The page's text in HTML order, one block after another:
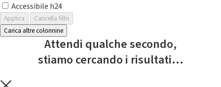
Accessibile h24
Applica
Cancella filtri
Carica altre colonnine
Attendi qualche secondo,
stiamo cercando i risultati...